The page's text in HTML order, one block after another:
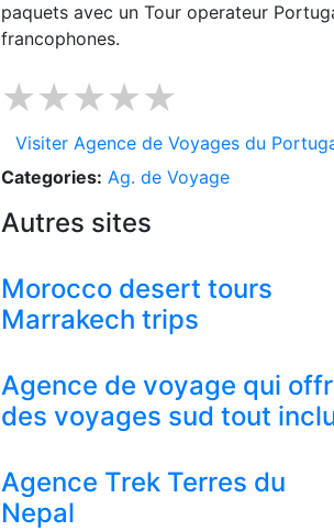
paquets avec un Tour operateur
francophones.
★★★★★
Visiter Agence de Voyages du
Categories: Ag. de Voyage
Autres sites
Morocco desert tours
Marrakech trips
Agence de voyage qui
des voyages sud tout
Agence Trek Terres du
Nepal